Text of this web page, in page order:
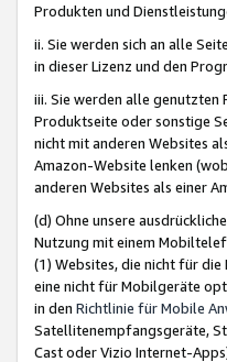
Produkten und
ii. Sie werden sich an alle
in dieser Lizenz und den
iii. Sie werden alle
Produktseite oder sonstige
nicht mit anderen Websites
Amazon-Website lenken
anderen Websites als einer
(d) Ohne unsere
Nutzung mit einem
(1) Websites, die nicht für
eine nicht für Mobilgeräte
in den Richtlinie für Mobile
Satellitenempfangsgeräte,
Cast oder Vizio Internet-